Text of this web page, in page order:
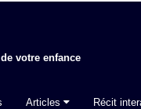
votre enfance
Articles Récit